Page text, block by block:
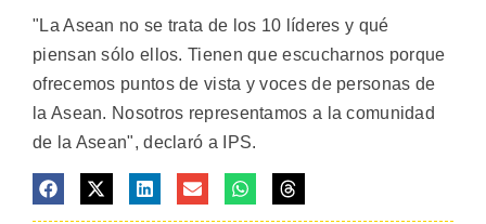
"La Asean no se trata de los 10 líderes y qué
piensan sólo ellos. Tienen que escucharnos porque
ofrecemos puntos de vista y voces de personas de
la Asean. Nosotros representamos a la comunidad
de la Asean", declaró a IPS.